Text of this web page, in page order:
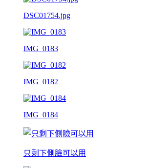
DSC01754.jpg
IMG_0183
IMG_0182
IMG_0184
只剩下側臉可以用